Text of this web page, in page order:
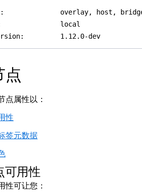
点
点属性以：
性
签元数据
可用性
性可让您：